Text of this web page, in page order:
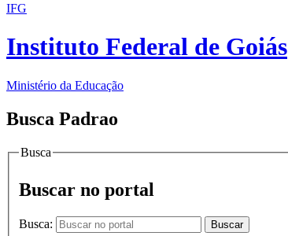
IFG
Instituto Federal de Goiás
Ministério da Educação
Busca Padrao
Busca
Buscar no portal
Busca: Buscar